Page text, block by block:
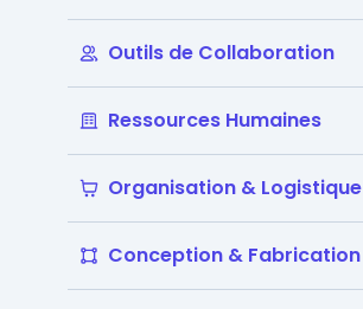
Outils de Collaboration
Ressources Humaines
Organisation & Logistique
Conception & Fabrication